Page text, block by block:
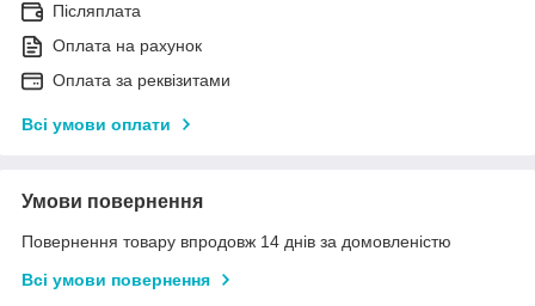
Післяплата
Оплата на рахунок
Оплата за реквізитами
Всі умови оплати
Умови повернення
Повернення товару впродовж 14 днів за домовленістю
Всі умови повернення